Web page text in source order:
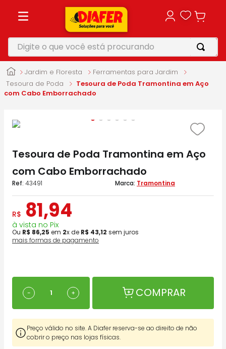
Digite o que você está procurando
Jardim e Floresta
Ferramentas para Jardim
Tesoura de Poda
Tesoura de Poda Tramontina em Aço
com Cabo Emborrachado
Tesoura de Poda Tramontina em Aço
com Cabo Emborrachado
: 43491 Tramontina
R$ 81,94
à vista no Pix
Ou R$ 86,25 em 2x de R$ 43,12 sem juros
mais formas de pagamento
＋
－ COMPRAR
Preço válido no site. A Diafer reserva-se ao direito de não
cobrir o preço nas lojas físicas.
1º
motosserra
5º makita